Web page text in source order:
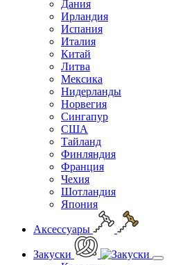
Дания
Ирландия
Испания
Италия
Китай
Литва
Мексика
Нидерланды
Норвегия
Сингапур
США
Тайланд
Финляндия
Франция
Чехия
Шотландия
Япония
Аксессуары
Закуски